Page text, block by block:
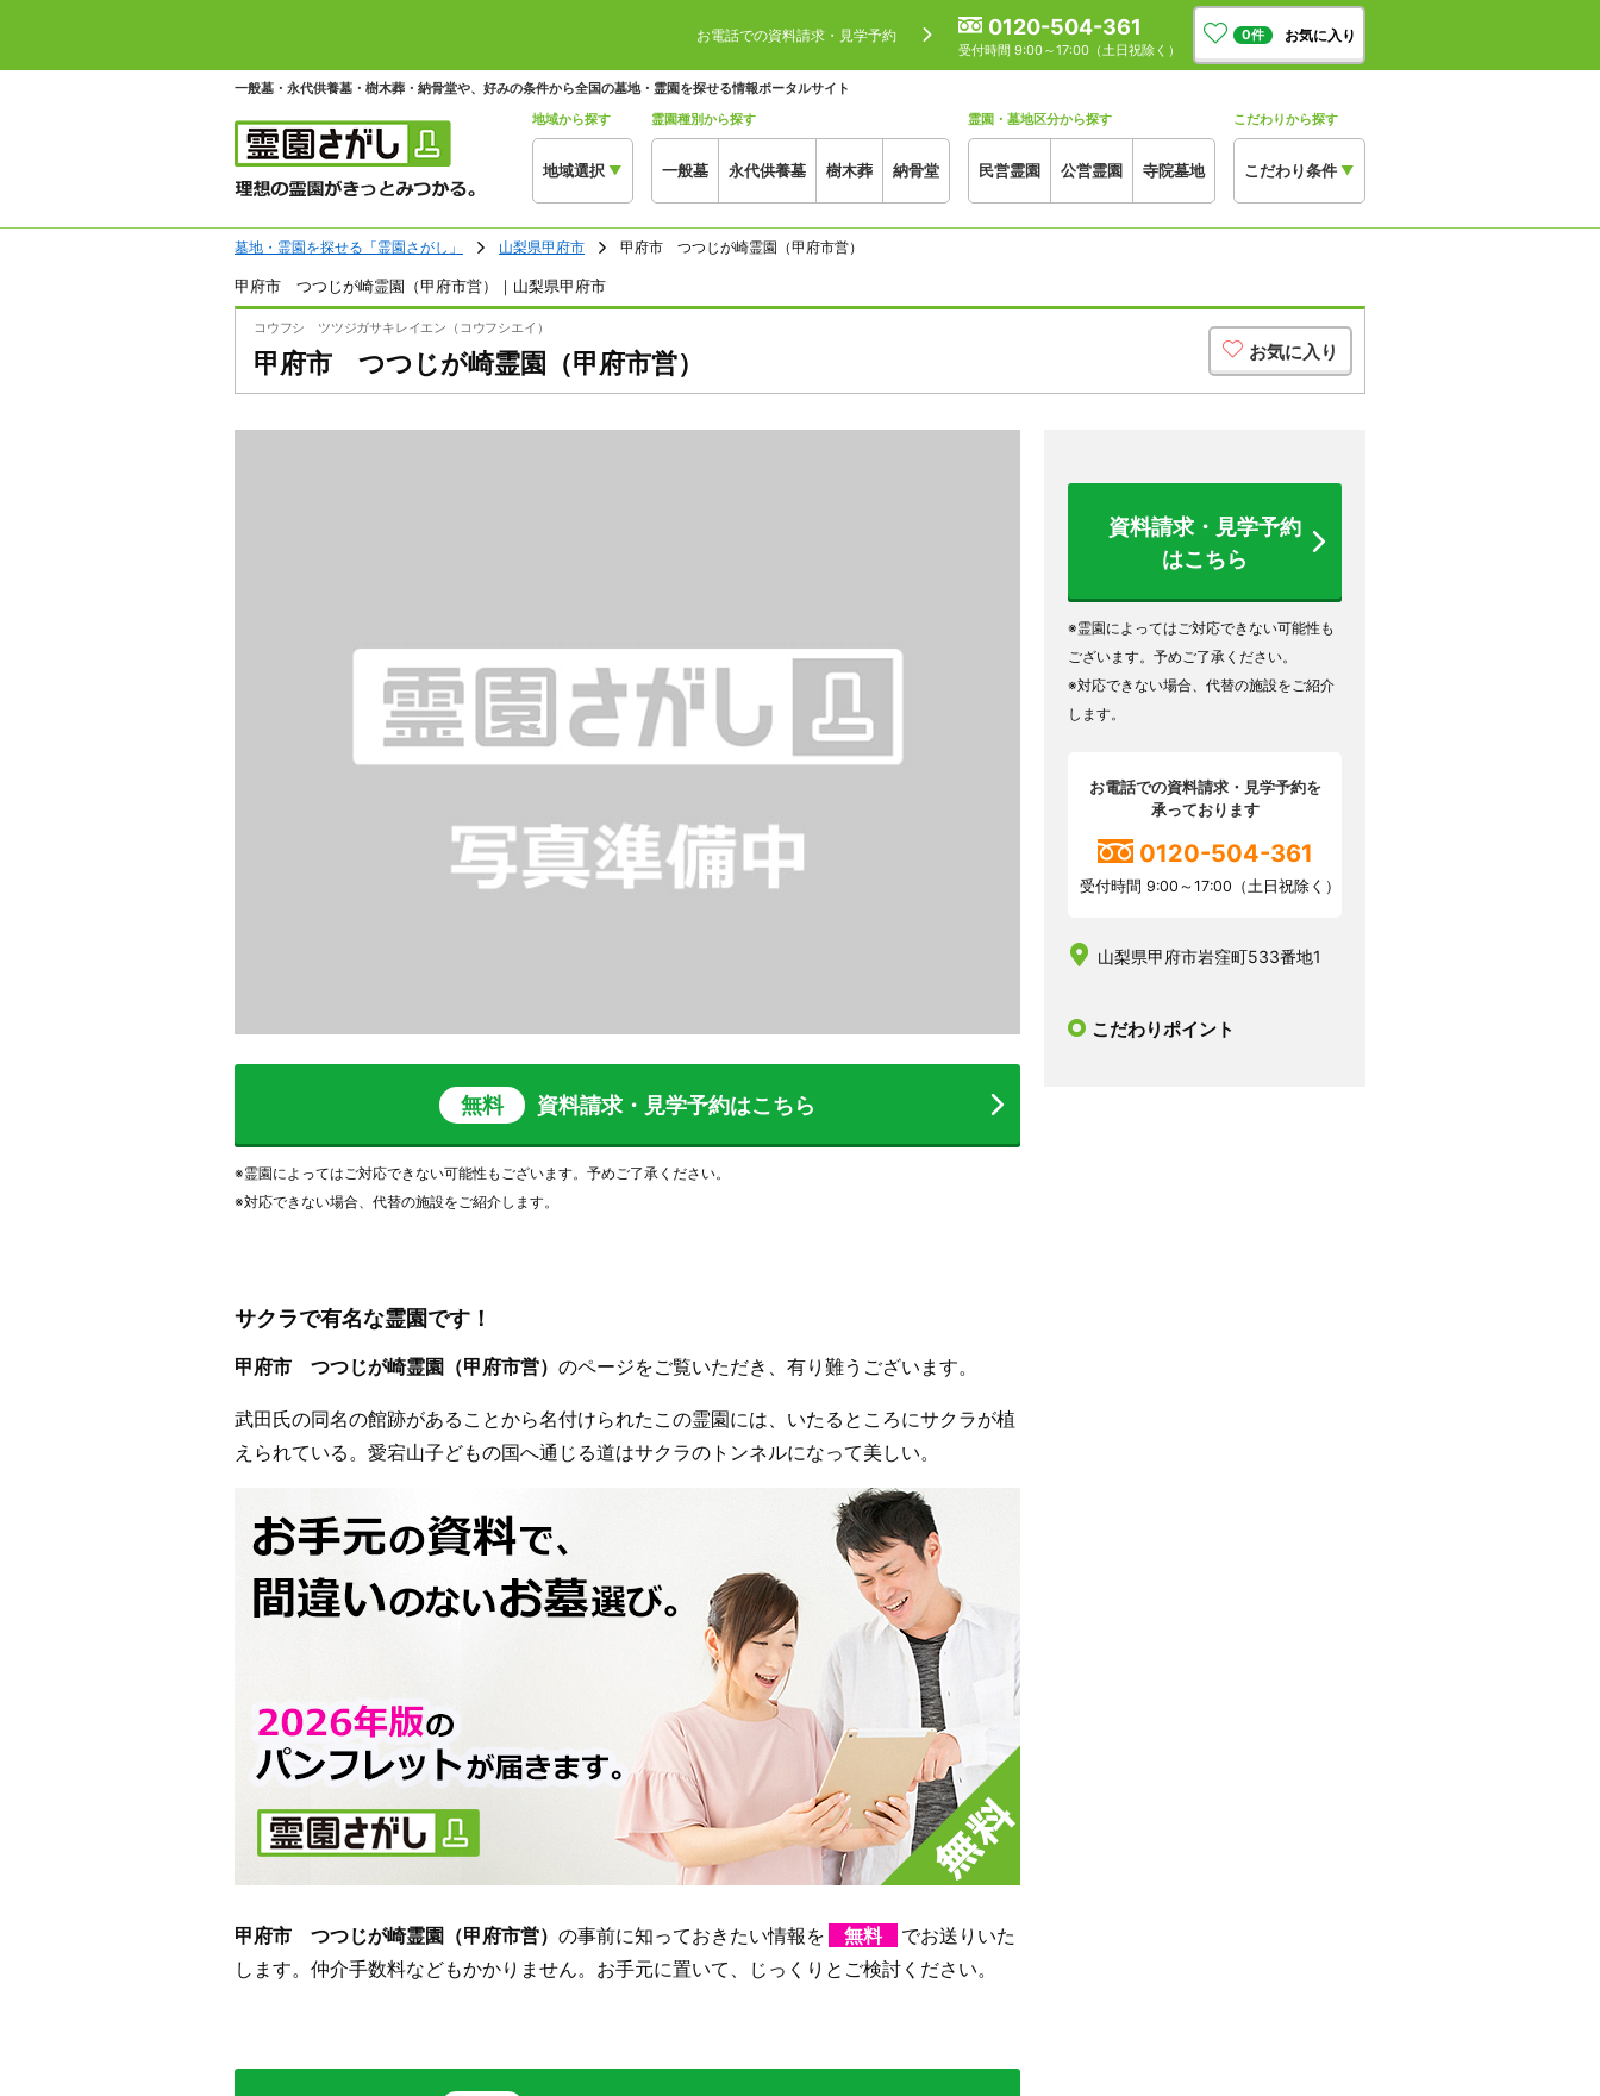
お電話での資料請求・見学予約 0120-504-361
受付時間 9:00～17:00（土日祝除く）
0件 お気に入り
一般墓・永代供養墓・樹木葬・納骨堂や、好みの条件から全国の墓地・霊園を探せる情報ポータルサイト
地域から探す
地域選択 ▼
霊園種別から探す
一般墓 永代供養墓 樹木葬 納骨堂
霊園・墓地区分から探す
民営霊園 公営霊園 寺院墓地
こだわりから探す
こだわり条件 ▼
墓地・霊園を探せる「霊園さがし」 山梨県甲府市 甲府市 つつじが崎霊園（甲府市営）
甲府市 つつじが崎霊園（甲府市営）｜山梨県甲府市
コウフシ ツツジガサキレイエン（コウフシエイ）
甲府市 つつじが崎霊園（甲府市営） お気に入り
無料 資料請求・見学予約はこちら
※霊園によってはご対応できない可能性もございます。予めご了承ください。
※対応できない場合、代替の施設をご紹介します。
サクラで有名な霊園です！
甲府市 つつじが崎霊園（甲府市営） のページをご覧いただき、有り難うございます。
武田氏の同名の館跡があることから名付けられたこの霊園には、いたるところにサクラが植
えられている。愛宕山子どもの国へ通じる道はサクラのトンネルになって美しい。
甲府市 つつじが崎霊園（甲府市営） の事前に知っておきたい情報を 無料
でお送りいた
します。仲介手数料などもかかりません。お手元に置いて、じっくりとご検討ください。
資料請求・見学予約
はこちら
※霊園によってはご対応できない可能性も
ございます。予めご了承ください。
※対応できない場合、代替の施設をご紹介
します。
お電話での資料請求・見学予約を
承っております
0120-504-361
受付時間 9:00～17:00（土日祝除く）
山梨県甲府市岩窪町533番地1
こだわりポイント